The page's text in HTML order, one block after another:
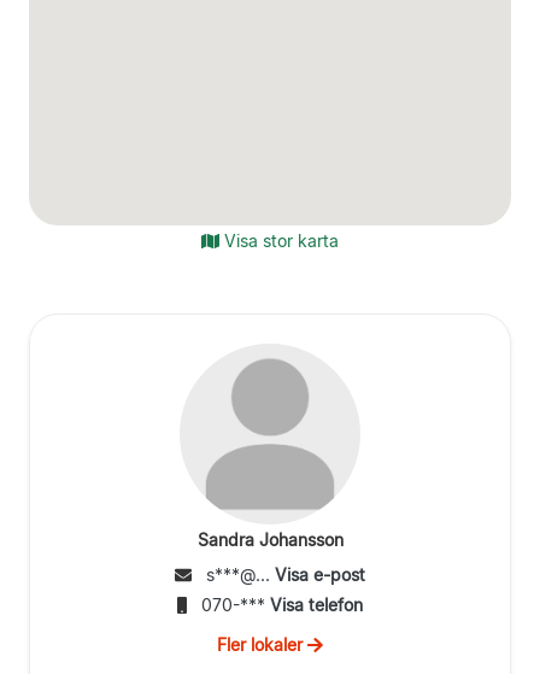
Visa stor karta
Sandra Johansson
s***@... Visa e-post
070-*** Visa telefon
Fler lokaler